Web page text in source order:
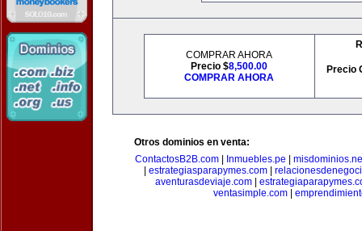
COMPRAR AHORA
Precio $8,500.00
COMPRAR AHORA
Precio
Otros dominios en venta:
ContactosB2B.com
Inmuebles.pe
estrategiasparapymes.com
aventurasdeviaje.com|
ventasimple.com|